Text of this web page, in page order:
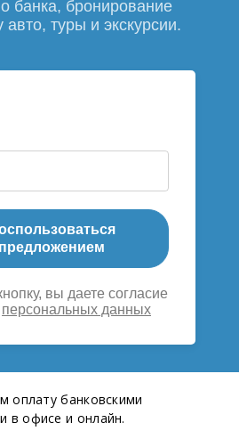
банка, бронирование
авто, туры и экскурсии.
предложением
вы даете согласие
персональных данных
оплату банковскими
в офисе и онлайн.